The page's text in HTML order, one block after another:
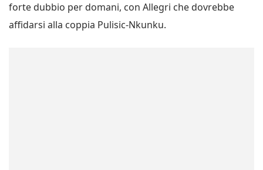
forte dubbio per domani, con Allegri che dovrebbe
affidarsi alla coppia Pulisic-Nkunku.